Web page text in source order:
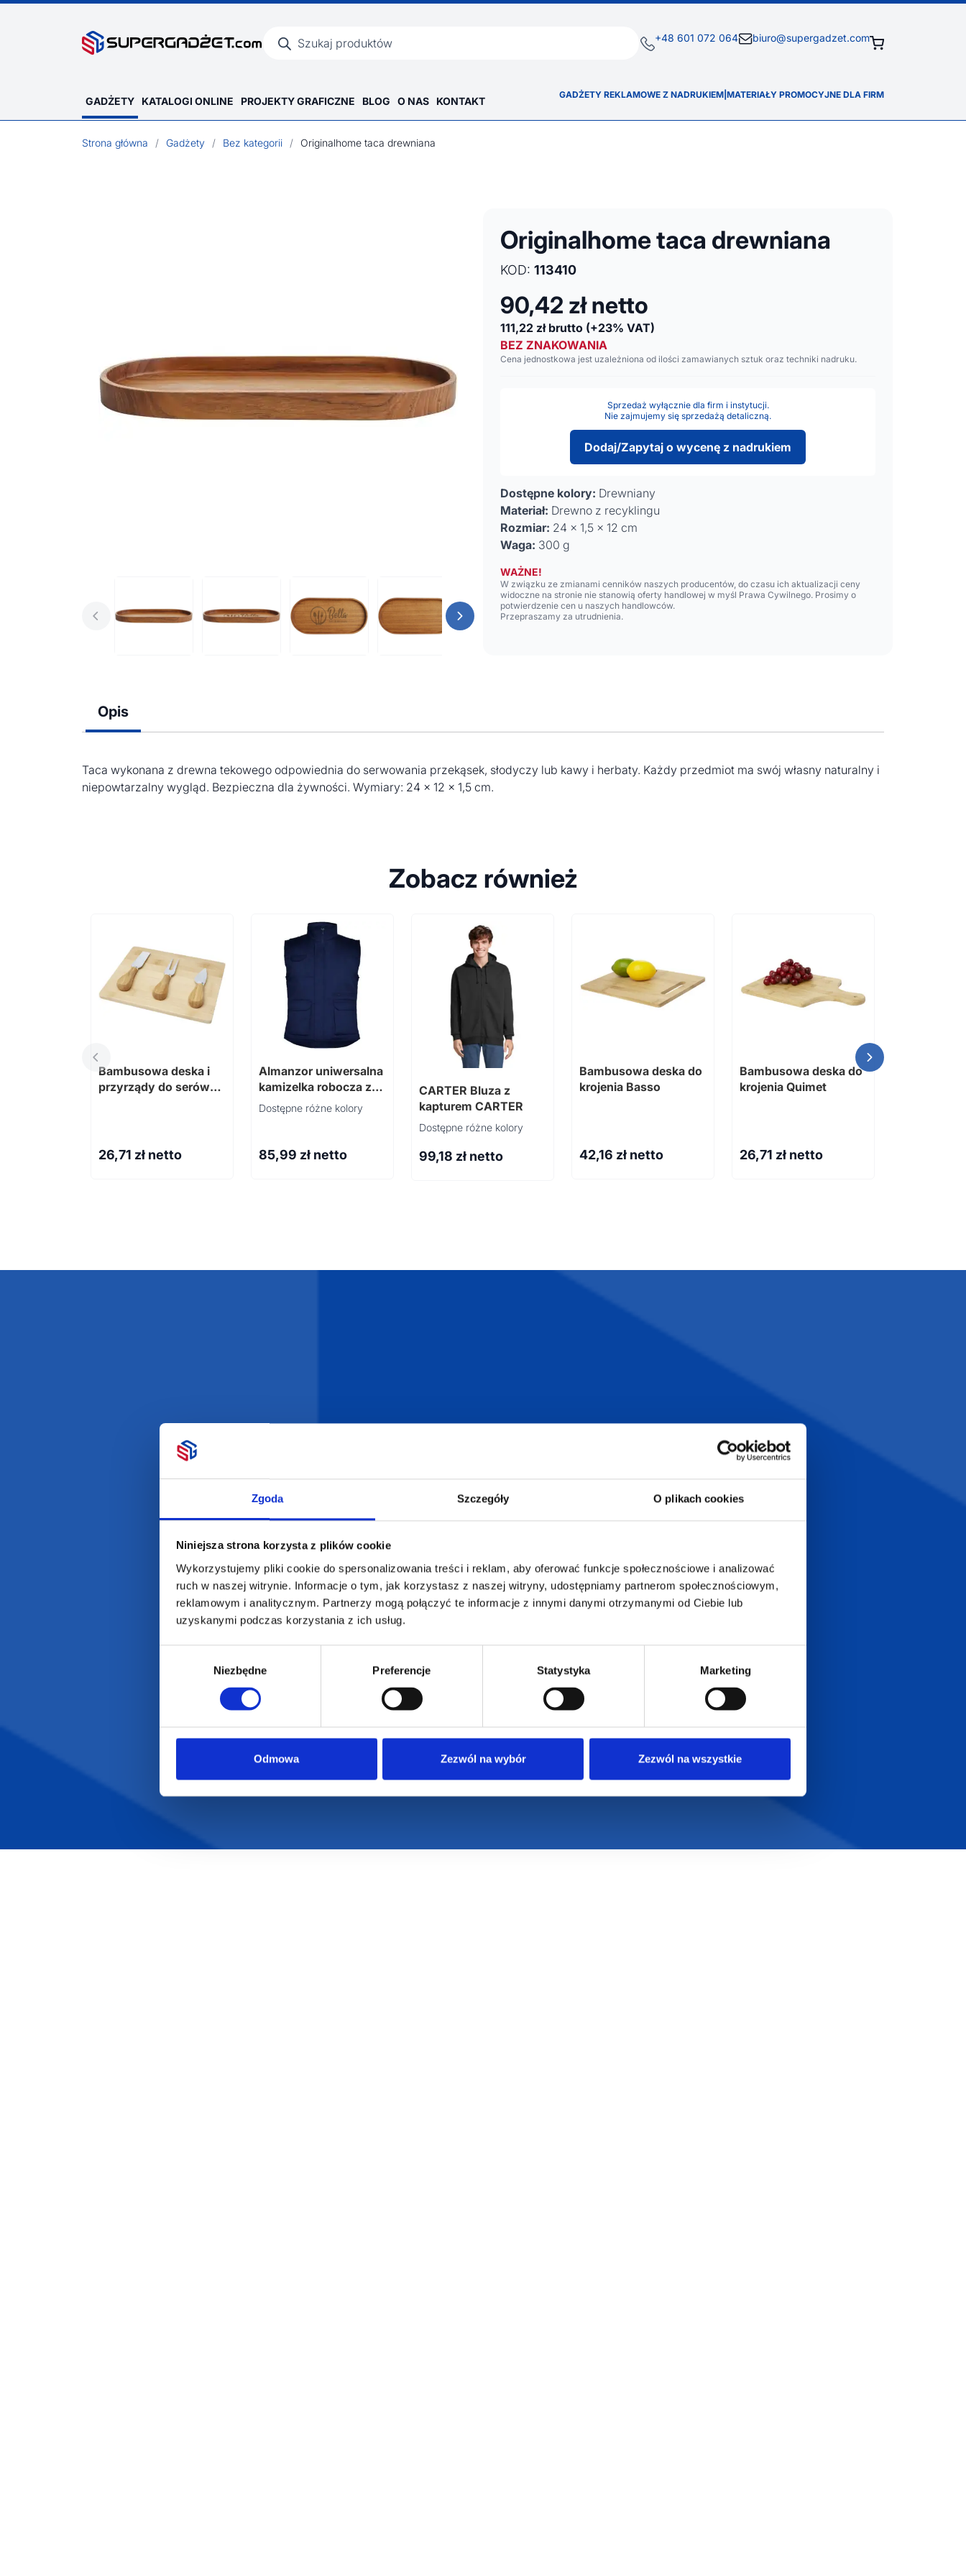
Zgoda Szczegóły O plikach cookies
Niniejsza strona korzysta z plików cookie
Wykorzystujemy pliki cookie do spersonalizowania treści i reklam, aby oferować funkcje społecznościowe i analizować
ruch w naszej witrynie. Informacje o tym, jak korzystasz z naszej witryny, udostępniamy partnerom społecznościowym,
reklamowym i analitycznym. Partnerzy mogą połączyć te informacje z innymi danymi otrzymanymi od Ciebie lub
uzyskanymi podczas korzystania z ich usług.
Niezbędne Preferencje Statystyka Marketing
Odmowa Zezwól na wybór Zezwól na wszystkie
produktów
+48 601 072 064 biuro@supergadzet.com
GADŻETY KATALOGI ONLINE PROJEKTY GRAFICZNE BLOG O NAS KONTAKT GADŻETY REKLAMOWE Z NADRUKIEM MATERIAŁY PROMOCYJNE DLA FIRM
Strona główna / Gadżety / Bez kategorii / Originalhome taca drewniana
Originalhome taca drewniana
KOD: 113410
90,42 zł netto
111,22 zł brutto (+23% VAT)
BEZ ZNAKOWANIA
Cena jednostkowa jest uzależniona od ilości zamawianych sztuk oraz techniki nadruku.
Sprzedaż wyłącznie dla firm i instytucji.
Nie zajmujemy się sprzedażą detaliczną.
Dodaj/Zapytaj o wycenę z nadrukiem
Dostępne kolory: Drewniany
Materiał: Drewno z recyklingu
Rozmiar: 24 x 1,5 x 12 cm
Waga: 300 g
WAŻNE!
W związku ze zmianami cenników naszych producentów, do czasu ich aktualizacji ceny
widoczne na stronie nie stanowią oferty handlowej w myśl Prawa Cywilnego. Prosimy o
potwierdzenie cen u naszych handlowców.
Przepraszamy za utrudnienia.
Opis
Taca wykonana z drewna tekowego odpowiednia do serwowania przekąsek, słodyczy lub kawy i herbaty. Każdy przedmiot ma swój własny naturalny i
niepowtarzalny wygląd. Bezpieczna dla żywności. Wymiary: 24 x 12 x 1,5 cm.
Zobacz również
Bambusowa deska i
przyrządy do serów
26,71 zł netto
Almanzor uniwersalna
kamizelka robocza z
wysokim kołnierzem
Dostępne różne kolory
85,99 zł netto
CARTER Bluza z
kapturem CARTER
Dostępne różne kolory
99,18 zł netto
Bambusowa deska do
krojenia Basso
42,16 zł netto
Bambusowa deska do
krojenia Quimet
26,71 zł netto
Profesjonalne doradztwo
Projekty graficzne
Dostawa i płatności
Polityka prywatności
Osiecza Pierwsza 29
KONTAKT
+48 601 072 064
biuro@supergadzet.com
w godzinach 8:00 - 16:00
Dołącz do nas na